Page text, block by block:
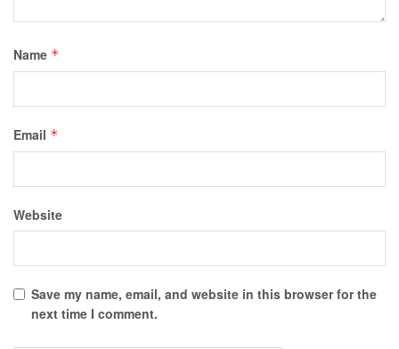
Name *
Email *
Website
Save my name, email, and website in this browser for the
next time I comment.